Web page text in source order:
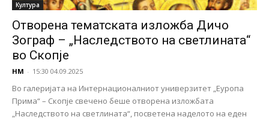
Култура
Отворена тематската изложба Дичо
Зограф – „Наследството на светлината“
во Скопје
НМ - 15:30 04.09.2025
Во галеријата на Интернационалниот универзитет „Еуропа
Прима“ – Скопје свечено беше отворена изложбата
„Наследството на светлината“, посветена наделото на еден